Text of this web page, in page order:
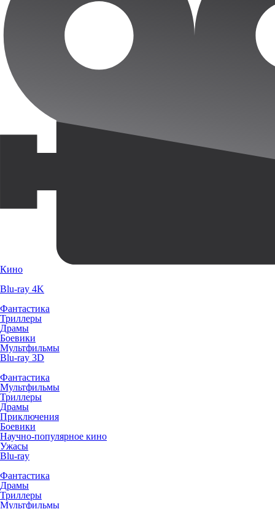
Кино
Blu-ray 4K
Фантастика
Триллеры
Драмы
Боевики
Мультфильмы
Blu-ray 3D
Фантастика
Мультфильмы
Триллеры
Драмы
Приключения
Боевики
Научно-популярное кино
Ужасы
Blu-ray
Фантастика
Драмы
Триллеры
Мультфильмы